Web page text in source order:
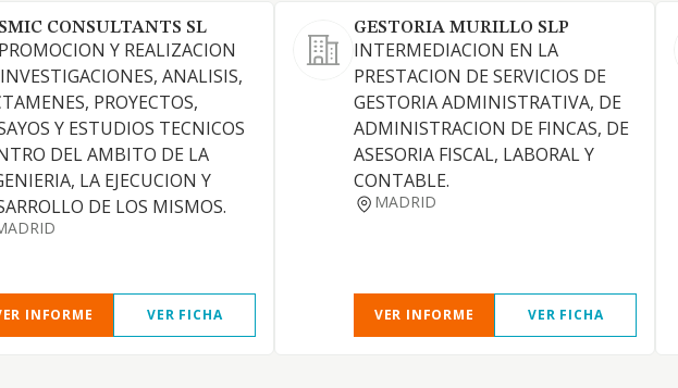
CONSULTANTS SL
Y REALIZACION
ANALISIS,
PROYECTOS,
Y ESTUDIOS TECNICOS
DEL AMBITO DE LA
LA EJECUCION Y
DE LOS MISMOS.
INFORME VER FICHA
GESTORIA MURILLO SLP
INTERMEDIACION EN LA
PRESTACION DE SERVICIOS DE
GESTORIA ADMINISTRATIVA, DE
ADMINISTRACION DE FINCAS, DE
ASESORIA FISCAL, LABORAL Y
CONTABLE.
MADRID
VER INFORME VER FICHA